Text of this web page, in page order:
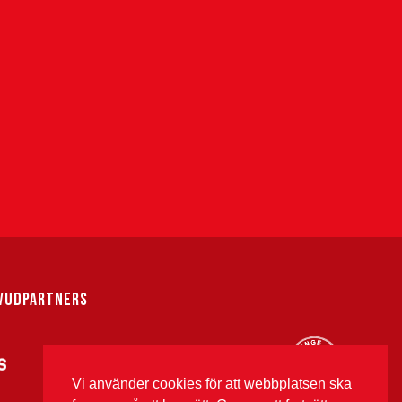
Vi använder cookies för att webbplatsen ska